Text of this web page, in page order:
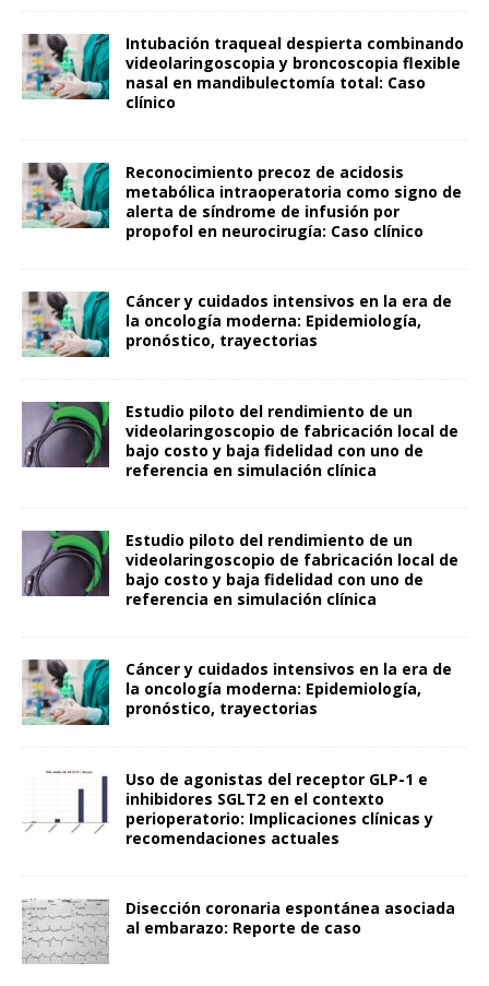
Intubación traqueal despierta combinando
videolaringoscopia y broncoscopia flexible
nasal en mandibulectomía total: Caso
clínico
Reconocimiento precoz de acidosis
metabólica intraoperatoria como signo de
alerta de síndrome de infusión por
propofol en neurocirugía: Caso clínico
Cáncer y cuidados intensivos en la era de
la oncología moderna: Epidemiología,
pronóstico, trayectorias
Estudio piloto del rendimiento de un
videolaringoscopio de fabricación local de
bajo costo y baja fidelidad con uno de
referencia en simulación clínica
Estudio piloto del rendimiento de un
videolaringoscopio de fabricación local de
bajo costo y baja fidelidad con uno de
referencia en simulación clínica
Cáncer y cuidados intensivos en la era de
la oncología moderna: Epidemiología,
pronóstico, trayectorias
Uso de agonistas del receptor GLP-1 e
inhibidores SGLT2 en el contexto
perioperatorio: Implicaciones clínicas y
recomendaciones actuales
Disección coronaria espontánea asociada
al embarazo: Reporte de caso